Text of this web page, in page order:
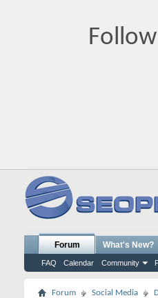
Forum
FAQ Calendar Community
What's New?
Forum Social Media